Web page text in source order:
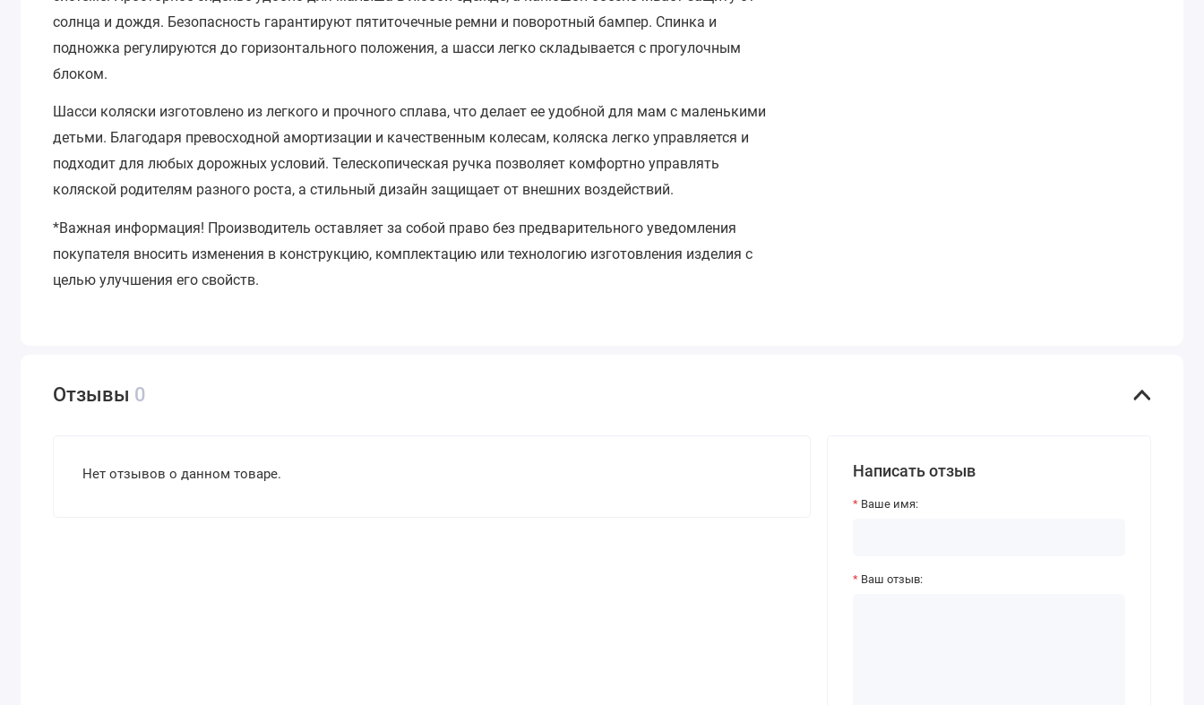
солнца и дождя. Безопасность гарантируют пятиточечные ремни и поворотный бампер. Спинка и
подножка регулируются до горизонтального положения, а шасси легко складывается с прогулочным
блоком.
Шасси коляски изготовлено из легкого и прочного сплава, что делает ее удобной для мам с маленькими
детьми. Благодаря превосходной амортизации и качественным колесам, коляска легко управляется и
подходит для любых дорожных условий. Телескопическая ручка позволяет комфортно управлять
коляской родителям разного роста, а стильный дизайн защищает от внешних воздействий.
*Важная информация! Производитель оставляет за собой право без предварительного уведомления
покупателя вносить изменения в конструкцию, комплектацию или технологию изготовления изделия с
целью улучшения его свойств.
Отзывы 0
Нет отзывов о данном товаре. Написать отзыв
Ваше имя:
Ваш отзыв: